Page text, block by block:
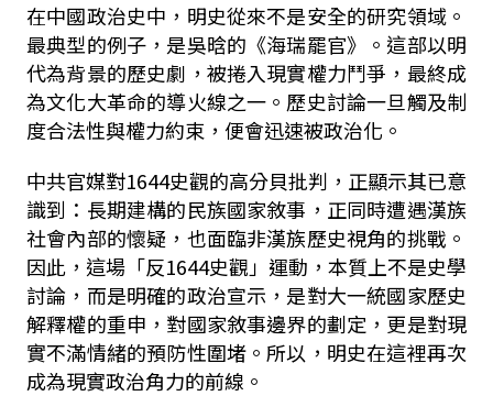
在中國政治史中，明史從來不是安全的研究領域。
最典型的例子，是吳晗的《海瑞罷官》。這部以明
代為背景的歷史劇，被捲入現實權力鬥爭，最終成
為文化大革命的導火線之一。歷史討論一旦觸及制
度合法性與權力約束，便會迅速被政治化。
中共官媒對1644史觀的高分貝批判，正顯示其已意
識到：長期建構的民族國家敘事，正同時遭遇漢族
社會內部的懷疑，也面臨非漢族歷史視角的挑戰。
因此，這場「反1644史觀」運動，本質上不是史學
討論，而是明確的政治宣示，是對大一統國家歷史
解釋權的重申，對國家敘事邊界的劃定，更是對現
實不滿情緒的預防性圍堵。所以，明史在這裡再次
成為現實政治角力的前線。